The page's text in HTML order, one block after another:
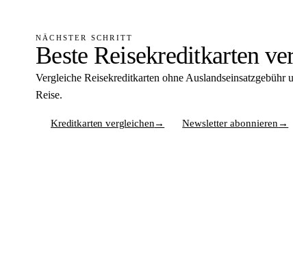
NÄCHSTER SCHRITT
Beste Reisekreditkarten
Vergleiche Reisekreditkarten ohne Auslandseinsatzgebühr
Reise.
Kreditkarten vergleichen→ Newsletter abonnieren →